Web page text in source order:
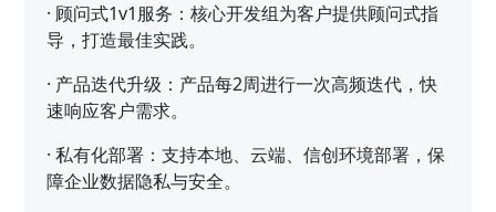
· 顾问式1v1服务：核心开发组为客户提供顾问式指
导，打造最佳实践。
· 产品迭代升级：产品每2周进行一次高频迭代，快
速响应客户需求。
·私有化部署：支持本地、云端、信创环境部署，保
障企业数据隐私与安全。